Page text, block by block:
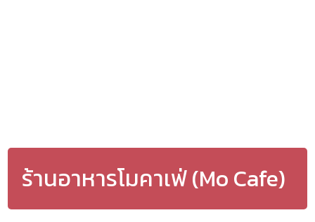
ร้านอาหารโมคาเฟ่ (Mo Cafe)